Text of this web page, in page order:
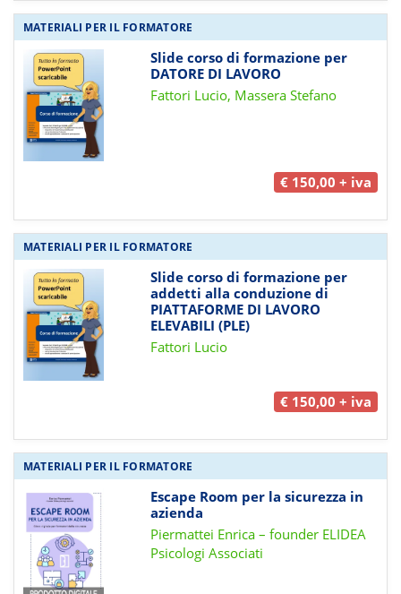
MATERIALI PER IL FORMATORE
Slide corso di formazione per
DATORE DI LAVORO
Fattori Lucio, Massera Stefano
€ 150,00 + iva
MATERIALI PER IL FORMATORE
Slide corso di formazione per
addetti alla conduzione di
PIATTAFORME DI LAVORO
ELEVABILI (PLE)
Fattori Lucio
€ 150,00 + iva
MATERIALI PER IL FORMATORE
Escape Room per la sicurezza in
azienda
Piermattei Enrica – founder ELIDEA
Psicologi Associati